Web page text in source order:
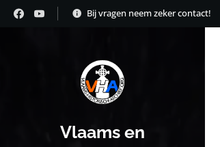
Bij vragen neem zeker contact!
Vlaams en